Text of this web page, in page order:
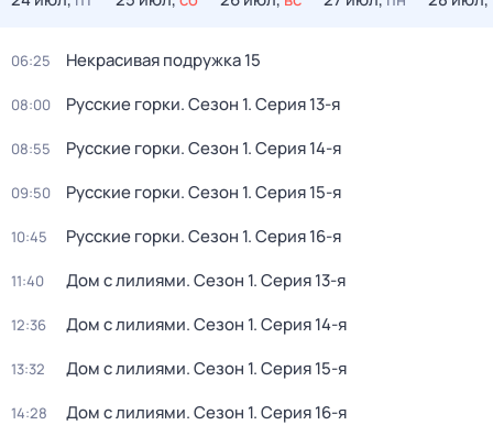
06:25 Некрасивая подружка 15
08:00 Русские горки. Сезон 1. Серия 13-я
08:55 Русские горки. Сезон 1. Серия 14-я
09:50 Русские горки. Сезон 1. Серия 15-я
10:45 Русские горки. Сезон 1. Серия 16-я
11:40 Дом с лилиями. Сезон 1. Серия 13-я
12:36 Дом с лилиями. Сезон 1. Серия 14-я
13:32 Дом с лилиями. Сезон 1. Серия 15-я
14:28 Дом с лилиями. Сезон 1. Серия 16-я